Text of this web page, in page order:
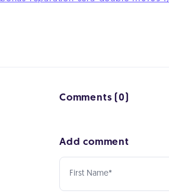
Comments (0)
Add comment